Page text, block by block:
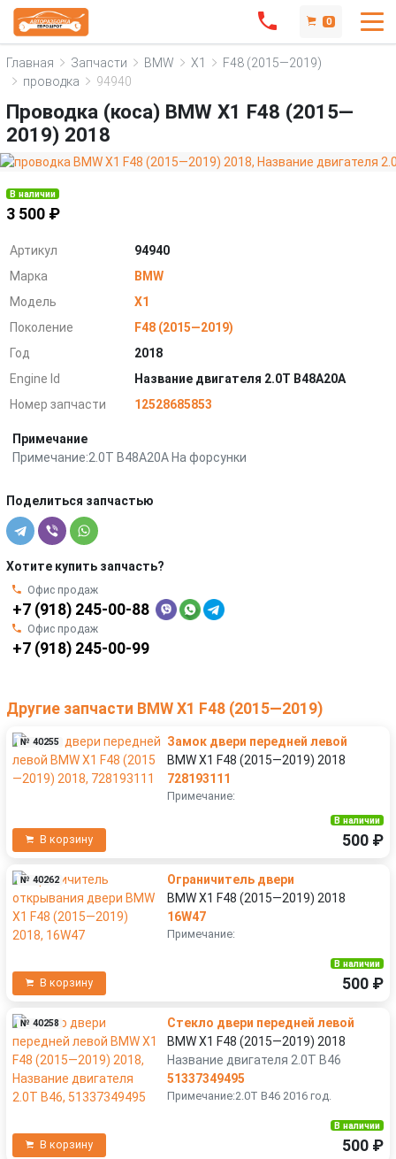
0
Главная Запчасти BMW X1
F48 (2015—2019)
проводка
94940
Проводка (коса) BMW X1 F48 (2015—
2019) 2018
В наличии
3 500 ₽
Артикул
94940
Марка
BMW
Модель
X1
Поколение
F48 (2015—2019)
Год
2018
Engine Id
Название двигателя 2.0T B48A20A
Номер запчасти
12528685853
Примечание
Примечание:2.0T B48A20A На форсунки
Поделиться запчастью
Хотите купить запчасть?
Офис продаж
+7 (918) 245-00-88
Офис продаж
+7 (918) 245-00-99
Другие запчасти BMW X1 F48 (2015—2019)
№ 40255
Замок двери передней левой
BMW X1 F48 (2015—2019) 2018
728193111
Примечание:
В корзину
В наличии
500 ₽
№ 40262
Ограничитель двери
BMW X1 F48 (2015—2019) 2018
16W47
Примечание:
В корзину
В наличии
500 ₽
№ 40258
Стекло двери передней левой
BMW X1 F48 (2015—2019) 2018
Название двигателя 2.0T B46
51337349495
Примечание:2.0T B46 2016 год.
В корзину
В наличии
500 ₽